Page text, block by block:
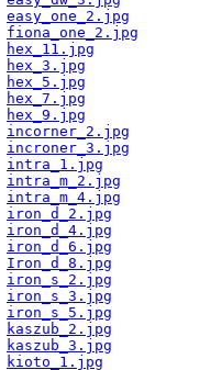
easy_one_2.jpg
fiona_one_2.jpg
hex_11.jpg
hex_3.jpg
hex_5.jpg
hex_7.jpg
hex_9.jpg
incorner_2.jpg
incroner_3.jpg
intra_1.jpg
intra_m_2.jpg
intra_m_4.jpg
iron_d_2.jpg
iron_d_4.jpg
iron_d_6.jpg
Iron_d_8.jpg
iron_s_2.jpg
iron_s_3.jpg
iron_s_5.jpg
kaszub_2.jpg
kaszub_3.jpg
kioto_1.jpg